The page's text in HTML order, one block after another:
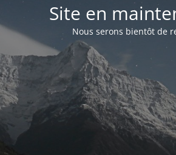
Site en
Nous serons bientôt de